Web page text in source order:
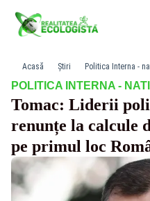
Acasă Știri Politica Interna -
POLITICA INTERNA -
Tomac: Liderii
renunțe la calcule
pe primul loc